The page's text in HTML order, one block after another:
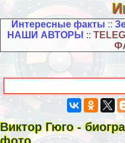
Интересные факты ::
НАШИ АВТОРЫ ::
Виктор Гюго -